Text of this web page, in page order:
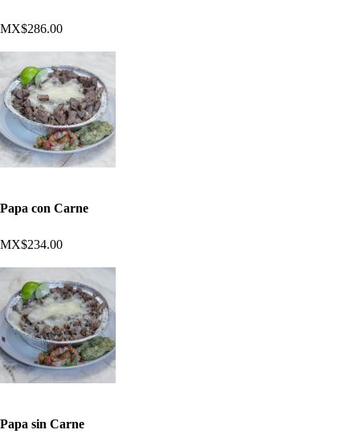
MX$286.00
Papa con Carne
MX$234.00
Papa sin Carne